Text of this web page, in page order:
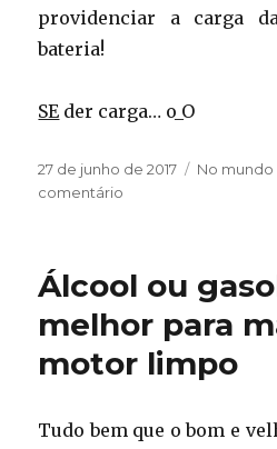
providenciar a carga
bateria!
SE der carga… o_O
Publicado
em
27 de junho de 2017 Categorias
No mundo
comentário
Álcool ou
melhor para
motor limpo
Tudo bem que o bom e